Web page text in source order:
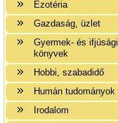
Ezotéria
Gazdaság, üzlet
Gyermek- és ifjúsági
könyvek
Hobbi, szabadidő
Humán tudományok
Irodalom